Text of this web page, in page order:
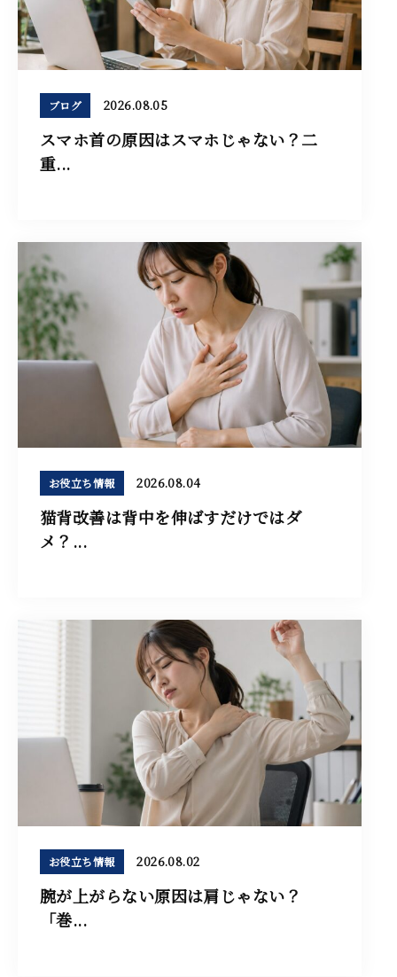
ブログ 2026.08.05
スマホ首の原因はスマホじゃない？二
重...
お役立ち情報 2026.08.04
猫背改善は背中を伸ばすだけではダ
メ？...
お役立ち情報 2026.08.02
腕が上がらない原因は肩じゃない？
「巻...